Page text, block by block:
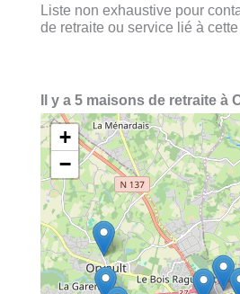
Liste non exhaustive pour
de retraite ou service lié à
Il y a 5 maisons de retraite à
+
−